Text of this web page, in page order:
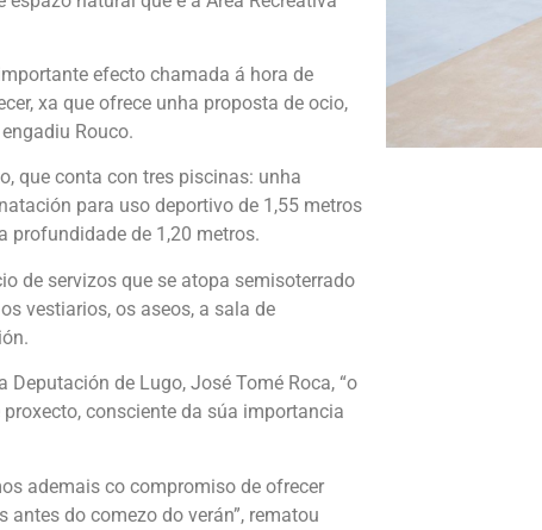
efecto chamada á hora de
xa que ofrece unha proposta de ocio,
Rouco.
que conta con tres piscinas: unha
para uso deportivo de 1,55 metros
profundidade de 1,20 metros.
de servizos que se atopa semisoterrado
vestiarios, os aseos, a sala de
de Lugo, José Tomé Roca, “o
consciente da súa importancia
ademais co compromiso de ofrecer
do comezo do verán”, rematou